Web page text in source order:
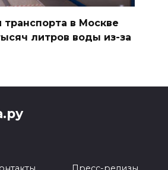
транспорта в Москве
литров воды из-за